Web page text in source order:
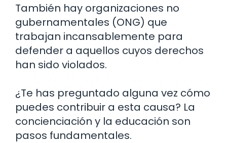
También hay organizaciones no
gubernamentales (ONG) que
trabajan incansablemente para
defender a aquellos cuyos derechos
han sido violados.
¿Te has preguntado alguna vez cómo
puedes contribuir a esta causa? La
concienciación y la educación son
pasos fundamentales.